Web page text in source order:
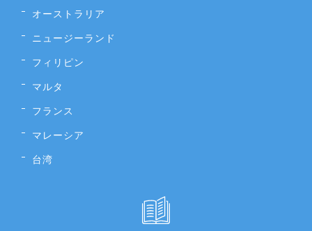
オーストラリア
ニュージーランド
フィリピン
マルタ
フランス
マレーシア
台湾